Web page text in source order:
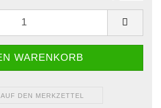
AUF DEN MERKZETTEL